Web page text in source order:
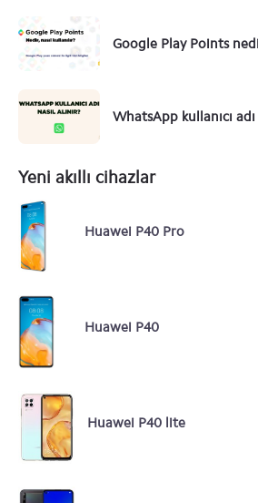
Google Play Points
WhatsApp kullanıcı
Yeni akıllı cihazlar
Huawei P40 Pro
Huawei P40
Huawei P40 lite